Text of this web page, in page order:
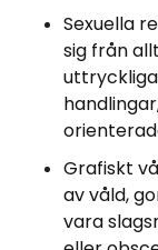
Sexuella
sig från
Grafiskt
av våld,
vara